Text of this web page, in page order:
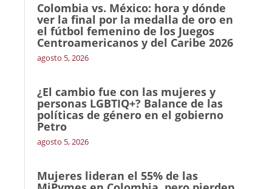
Colombia vs. México: hora y dónde
ver la final por la medalla de oro en
el fútbol femenino de los Juegos
Centroamericanos y del Caribe 2026
agosto 5, 2026
¿El cambio fue con las mujeres y
personas LGBTIQ+? Balance de las
políticas de género en el gobierno
Petro
agosto 5, 2026
Mujeres lideran el 55% de las